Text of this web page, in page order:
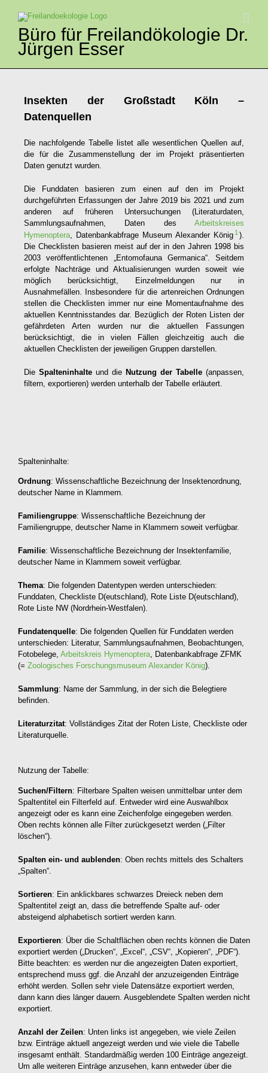
springenBüro für Freilandökologie Dr.
Jürgen Esser
Insekten der Großstadt Köln –
Datenquellen
Die nachfolgende Tabelle listet alle wesentlichen Quellen auf,
die für die Zusammenstellung der im Projekt präsentierten
Daten genutzt wurden.
Die Funddaten basieren zum einen auf den im Projekt
durchgeführten Erfassungen der Jahre 2019 bis 2021 und zum
anderen auf früheren Untersuchungen (Literaturdaten,
Sammlungsaufnahmen, Daten desArbeitskreises
Hymenoptera, Datenbankabfrage Museum Alexander König 1 ).
Die Checklisten basieren meist auf der in den Jahren 1998 bis
2003 veröffentlichtenen „Entomofauna Germanica“. Seitdem
erfolgte Nachträge und Aktualisierungen wurden soweit wie
möglich berücksichtigt, Einzelmeldungen nur in
Ausnahmefällen. Insbesondere für die artenreichen Ordnungen
stellen die Checklisten immer nur eine Momentaufnahme des
aktuellen Kenntnisstandes dar. Bezüglich der Roten Listen der
gefährdeten Arten wurden nur die aktuellen Fassungen
berücksichtigt, die in vielen Fällen gleichzeitig auch die
aktuellen Checklisten der jeweiligen Gruppen darstellen.
Die Spalteninhalte und die Nutzung der Tabelle (anpassen,
filtern, exportieren) werden unterhalb der Tabelle erläutert.
Spalteninhalte:
Ordnung: Wissenschaftliche Bezeichnung der Insektenordnung,
deutscher Name in Klammern.
Familiengruppe: Wissenschaftliche Bezeichnung der
Familiengruppe, deutscher Name in Klammern soweit verfügbar.
Familie: Wissenschaftliche Bezeichnung der Insektenfamilie,
deutscher Name in Klammern soweit verfügbar.
Thema: Die folgenden Datentypen werden unterschieden:
Funddaten, Checkliste D(eutschland), Rote Liste D(eutschland),
Rote Liste NW (Nordrhein-Westfalen).
Fundatenquelle: Die folgenden Quellen für Funddaten werden
unterschieden: Literatur, Sammlungsaufnahmen, Beobachtungen,
Fotobelege, Arbeitskreis Hymenoptera, Datenbankabfrage ZFMK
(= Zoologisches Forschungsmuseum Alexander König).
Sammlung: Name der Sammlung, in der sich die Belegtiere
befinden.
Literaturzitat: Vollständiges Zitat der Roten Liste, Checkliste oder
Literaturquelle.
Nutzung der Tabelle:
Suchen/Filtern: Filterbare Spalten weisen unmittelbar unter dem
Spaltentitel ein Filterfeld auf. Entweder wird eine Auswahlbox
angezeigt oder es kann eine Zeichenfolge eingegeben werden.
Oben rechts können alle Filter zurückgesetzt werden („Filter
löschen“).
Spalten ein- und aublenden: Oben rechts mittels des Schalters
„Spalten“.
Sortieren: Ein anklickbares schwarzes Dreieck neben dem
Spaltentitel zeigt an, dass die betreffende Spalte auf- oder
absteigend alphabetisch sortiert werden kann.
Exportieren: Über die Schaltflächen oben rechts können die Daten
exportiert werden („Drucken“, „Excel“, „CSV“, „Kopieren“, „PDF“).
Bitte beachten: es werden nur die angezeigten Daten exportiert,
entsprechend muss ggf. die Anzahl der anzuzeigenden Einträge
erhöht werden. Sollen sehr viele Datensätze exportiert werden,
dann kann dies länger dauern. Ausgeblendete Spalten werden nicht
exportiert.
Anzahl der Zeilen: Unten links ist angegeben, wie viele Zeilen
bzw. Einträge aktuell angezeigt werden und wie viele die Tabelle
insgesamt enthält. Standardmäßig werden 100 Einträge angezeigt.
Um alle weiteren Einträge anzusehen, kann entweder über die